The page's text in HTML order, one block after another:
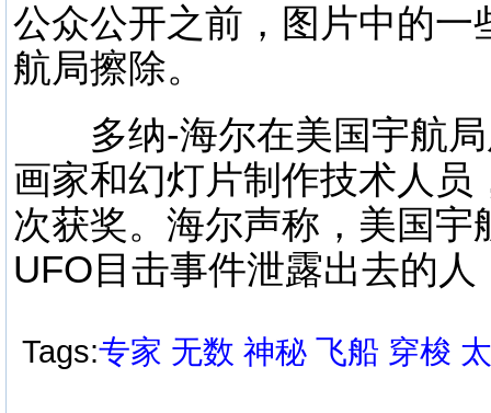
公众公开之前，图片中的
航局擦除。
多纳-海尔在美国宇航局
画家和幻灯片制作技术人
次获奖。海尔声称，美国
UFO目击事件泄露出去的人
Tags:专家 无数 神秘 飞船 穿梭